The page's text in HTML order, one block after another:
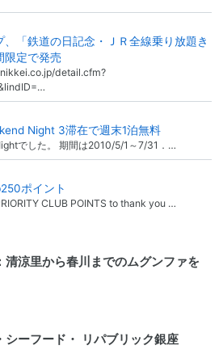
、「鉄道の日記念・ＪＲ全線乗り放題き
限定で発売
detail.cfm?
Night 3滞在で週末1泊無料
でした。 期間は2010/5/1～7/31．…
ポイント
CLUB POINTS to thank you …
清涼里から春川までのムグンファを
シーフード・ リパブリック銀座